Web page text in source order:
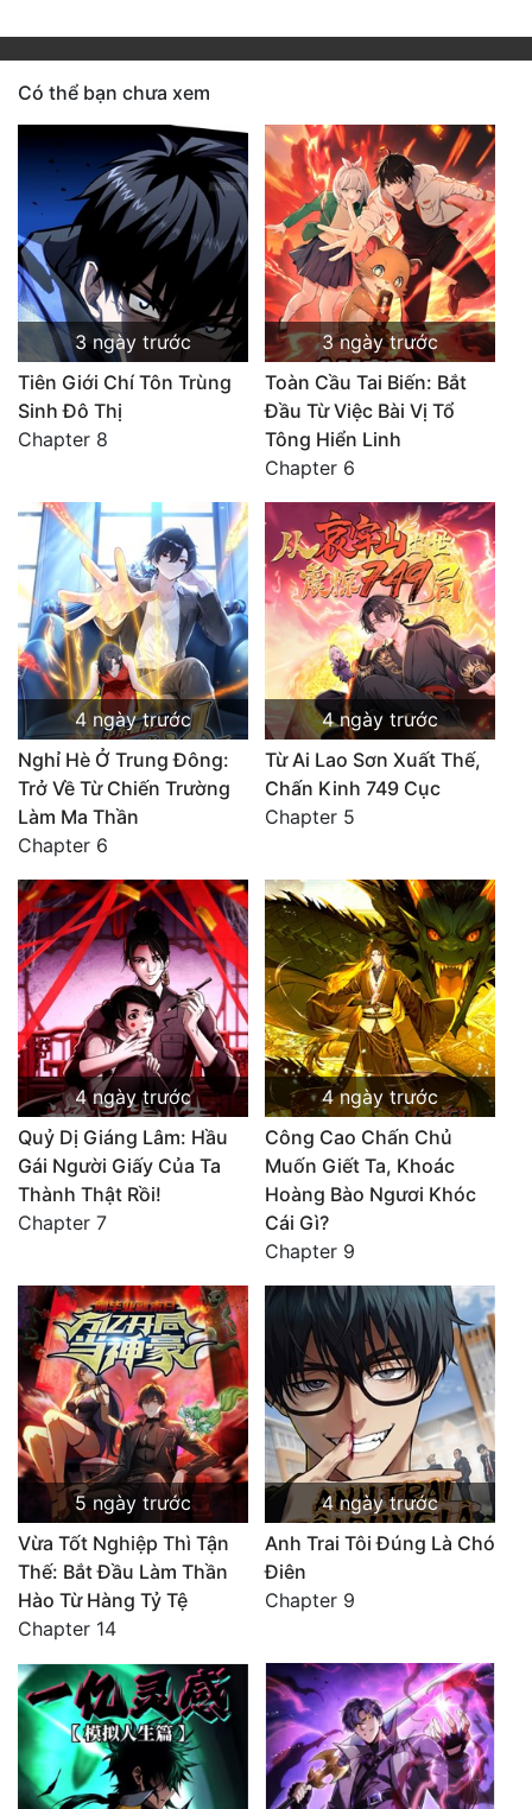
Có thể bạn chưa xem
3 ngày trước
Tiên Giới Chí Tôn Trùng
Sinh Đô Thị
Chapter 8
3 ngày trước
Toàn Cầu Tai Biến: Bắt
Đầu Từ Việc Bài Vị Tổ
Tông Hiển Linh
Chapter 6
4 ngày trước
Nghỉ Hè Ở Trung Đông:
Trở Về Từ Chiến Trường
Làm Ma Thần
Chapter 6
4 ngày trước
Từ Ai Lao Sơn Xuất Thế,
Chấn Kinh 749 Cục
Chapter 5
4 ngày trước
Quỷ Dị Giáng Lâm: Hầu
Gái Người Giấy Của Ta
Thành Thật Rồi!
Chapter 7
4 ngày trước
Công Cao Chấn Chủ
Muốn Giết Ta, Khoác
Hoàng Bào Ngươi Khóc
Cái Gì?
Chapter 9
5 ngày trước
Vừa Tốt Nghiệp Thì Tận
Thế: Bắt Đầu Làm Thần
Hào Từ Hàng Tỷ Tệ
Chapter 14
4 ngày trước
Anh Trai Tôi Đúng Là Chó
Điên
Chapter 9